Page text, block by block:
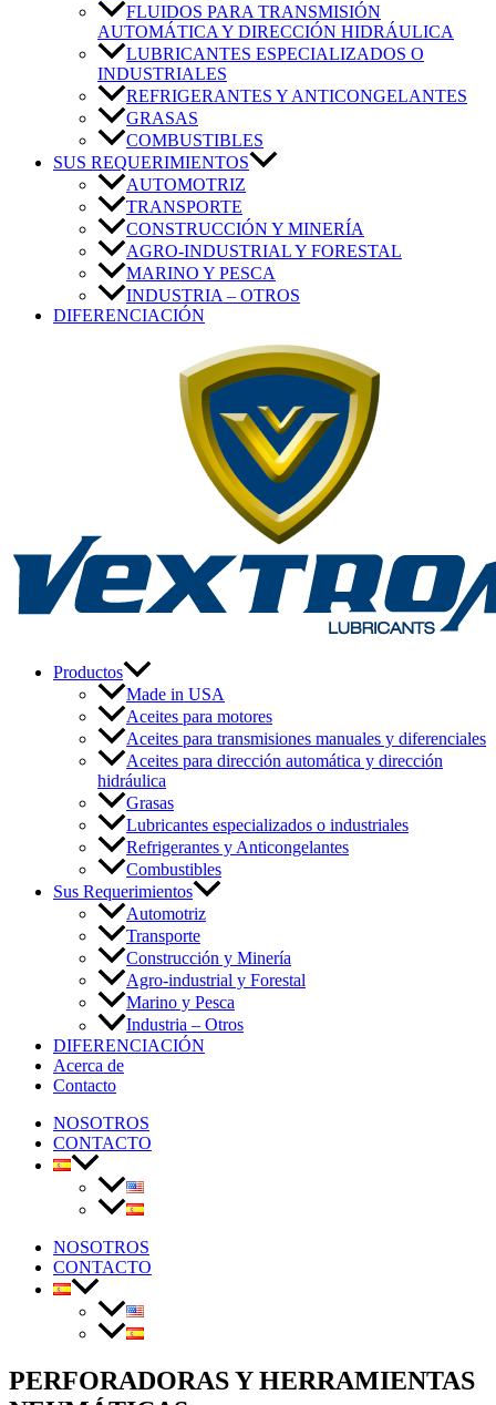
FLUIDOS PARA TRANSMISIÓN
AUTOMÁTICA Y DIRECCIÓN HIDRÁULICA
LUBRICANTES ESPECIALIZADOS O
INDUSTRIALES
REFRIGERANTES Y ANTICONGELANTES
GRASAS
COMBUSTIBLES
SUS REQUERIMIENTOS
AUTOMOTRIZ
TRANSPORTE
CONSTRUCCIÓN Y MINERÍA
AGRO-INDUSTRIAL Y FORESTAL
MARINO Y PESCA
INDUSTRIA – OTROS
DIFERENCIACIÓN
Productos
Made in USA
Aceites para motores
Aceites para transmisiones manuales y diferenciales
Aceites para dirección automática y dirección
hidráulica
Grasas
Lubricantes especializados o industriales
Refrigerantes y Anticongelantes
Combustibles
Sus Requerimientos
Automotriz
Transporte
Construcción y Minería
Agro-industrial y Forestal
Marino y Pesca
Industria – Otros
DIFERENCIACIÓN
Acerca de
Contacto
NOSOTROS
CONTACTO
NOSOTROS
CONTACTO
PERFORADORAS Y HERRAMIENTAS